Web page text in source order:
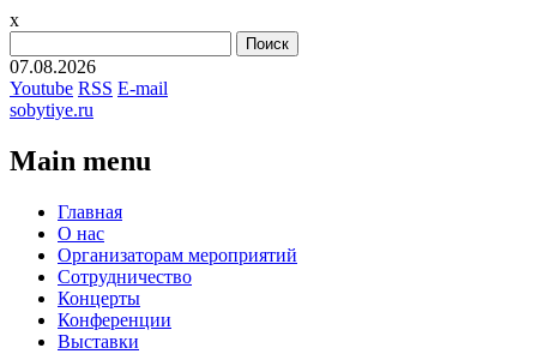
x
07.08.2026
Youtube RSS E-mail
sobytiye.ru
Main menu
Skip
content
Главная
О нас
Организаторам мероприятий
Сотрудничество
Концерты
Конференции
Выставки